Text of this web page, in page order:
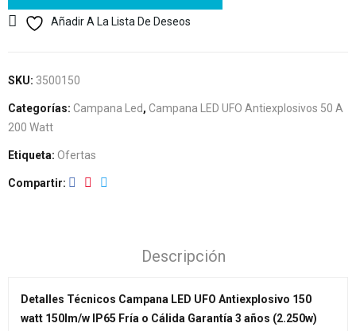
Añadir A La Lista De Deseos
SKU: 3500150
Categorías: Campana Led, Campana LED UFO Antiexplosivos 50 A
200 Watt
Etiqueta: Ofertas
Compartir
Descripción
Detalles Técnicos Campana LED UFO Antiexplosivo 150
watt 150lm/w IP65 Fría o Cálida Garantía 3 años (2.250w)